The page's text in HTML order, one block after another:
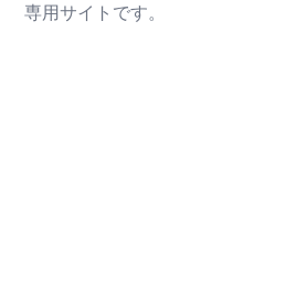
専用サイトです。